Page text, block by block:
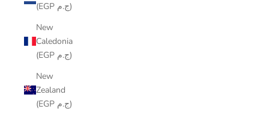
(EGP ج.م)
New
Caledonia
(EGP ج.م)
New
Zealand
(EGP ج.م)